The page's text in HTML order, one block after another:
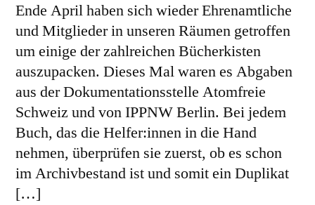
Ende April haben sich wieder Ehrenamtliche
und Mitglieder in unseren Räumen getroffen
um einige der zahlreichen Bücherkisten
auszupacken. Dieses Mal waren es Abgaben
aus der Dokumentationsstelle Atomfreie
Schweiz und von IPPNW Berlin. Bei jedem
Buch, das die Helfer:innen in die Hand
nehmen, überprüfen sie zuerst, ob es schon
im Archivbestand ist und somit ein Duplikat
[…]